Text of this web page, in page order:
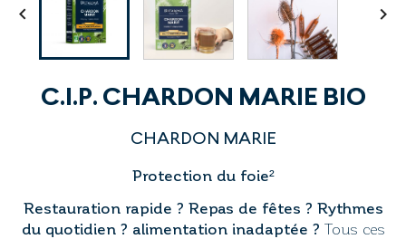
 
C.I.P. CHARDON MARIE BIO
CHARDON MARIE
Protection du foie²
Restauration rapide ? Repas de fêtes ? Rythmes
du quotidien ? alimentation inadaptée ? Tous ces